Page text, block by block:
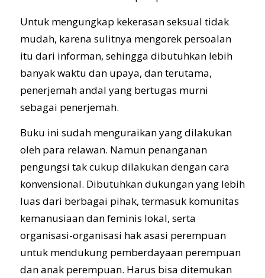
Untuk mengungkap kekerasan seksual tidak
mudah, karena sulitnya mengorek persoalan
itu dari informan, sehingga dibutuhkan lebih
banyak waktu dan upaya, dan terutama,
penerjemah andal yang bertugas murni
sebagai penerjemah.
Buku ini sudah menguraikan yang dilakukan
oleh para relawan. Namun penanganan
pengungsi tak cukup dilakukan dengan cara
konvensional. Dibutuhkan dukungan yang lebih
luas dari berbagai pihak, termasuk komunitas
kemanusiaan dan feminis lokal, serta
organisasi-organisasi hak asasi perempuan
untuk mendukung pemberdayaan perempuan
dan anak perempuan. Harus bisa ditemukan